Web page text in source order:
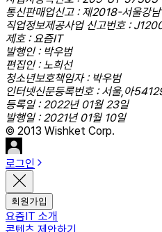
통신판매업신고 : 제2018-서울강
직업정보제공사업 신고번호 :
제호 : 요즘IT
발행인 : 박우범
편집인 : 노희선
청소년보호책임자 : 박우범
인터넷신문등록번호 : 서울,아
등록일 : 2022년 01월 23일
발행일 : 2021년 01월 10일
© 2013 Wishket Corp.
로그인
회원가입
요즘IT 소개